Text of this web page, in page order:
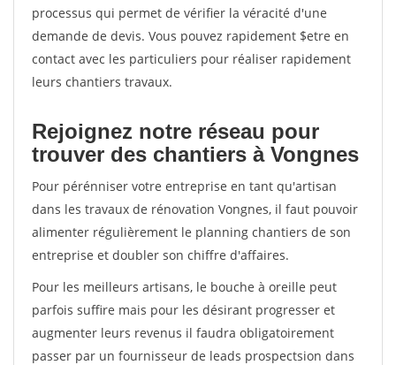
processus qui permet de vérifier la véracité d'une
demande de devis. Vous pouvez rapidement $etre en
contact avec les particuliers pour réaliser rapidement
leurs chantiers travaux.
Rejoignez notre réseau pour
trouver des chantiers à Vongnes
Pour pérénniser votre entreprise en tant qu'artisan
dans les travaux de rénovation Vongnes, il faut pouvoir
alimenter régulièrement le planning chantiers de son
entreprise et doubler son chiffre d'affaires.
Pour les meilleurs artisans, le bouche à oreille peut
parfois suffire mais pour les désirant progresser et
augmenter leurs revenus il faudra obligatoirement
passer par un fournisseur de leads prospectsion dans